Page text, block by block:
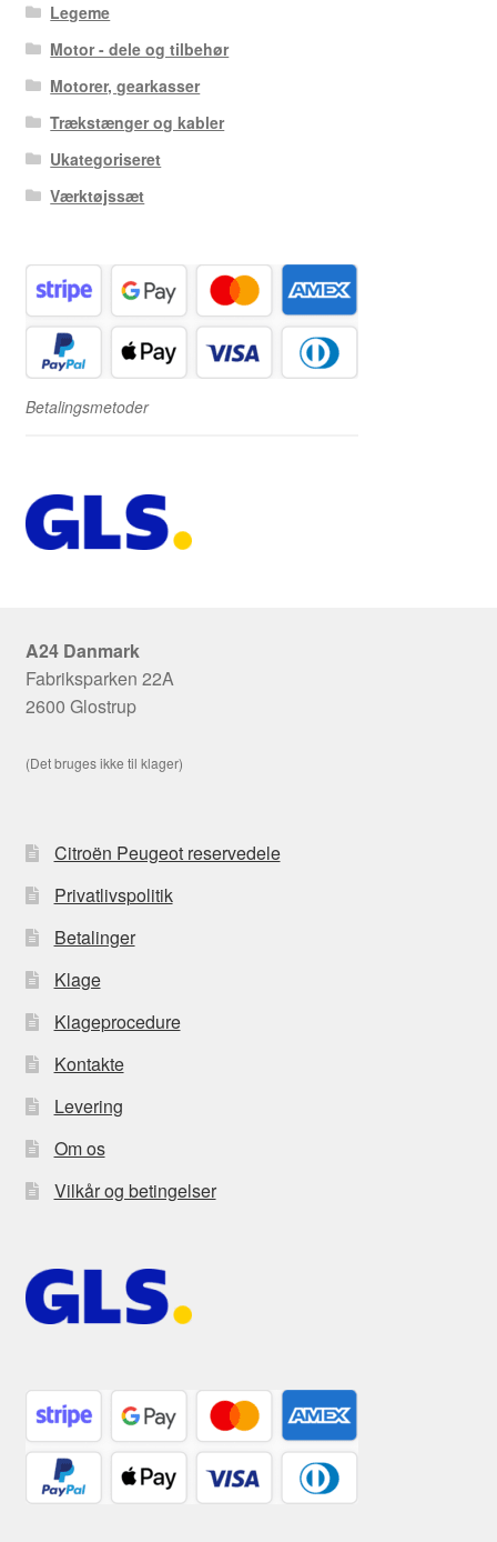
Legeme
Motor - dele og tilbehør
Motorer, gearkasser
Trækstænger og kabler
Ukategoriseret
Værktøjssæt
Betalingsmetoder
A24 Danmark
Fabriksparken 22A
2600 Glostrup
(Det bruges ikke til klager)
Citroën Peugeot reservedele
Privatlivspolitik
Betalinger
Klage
Klageprocedure
Kontakte
Levering
Om os
Vilkår og betingelser